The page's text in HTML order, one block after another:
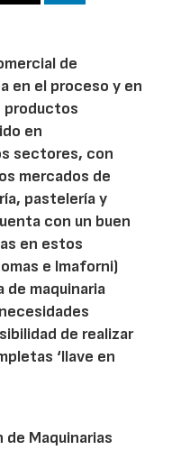
de
en el proceso y en
productos
en
sectores, con
mercados de
pastelería y
con un buen
en estos
e Imaforni)
de maquinaria
de realizar
‘llave en
Maquinarias